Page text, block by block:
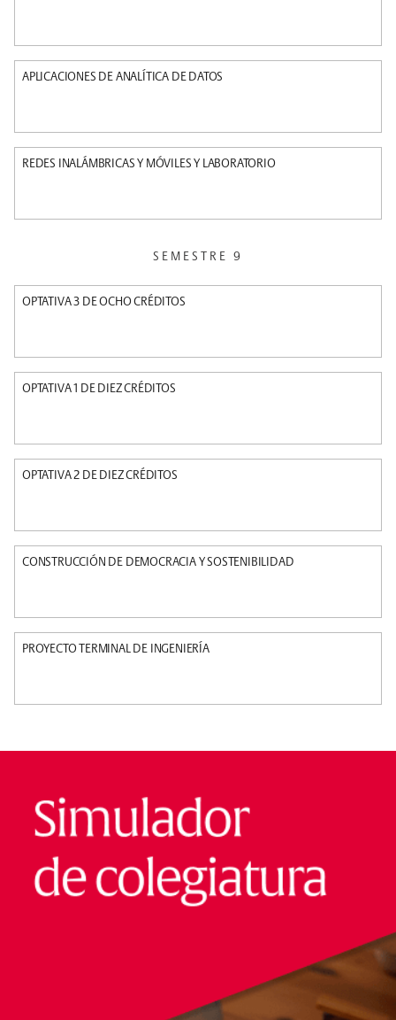
APLICACIONES DE ANALÍTICA DE DATOS
REDES INALÁMBRICAS Y MÓVILES Y LABORATORIO
SEMESTRE 9
OPTATIVA 3 DE OCHO CRÉDITOS
OPTATIVA 1 DE DIEZ CRÉDITOS
OPTATIVA 2 DE DIEZ CRÉDITOS
CONSTRUCCIÓN DE DEMOCRACIA Y SOSTENIBILIDAD
PROYECTO TERMINAL DE INGENIERÍA